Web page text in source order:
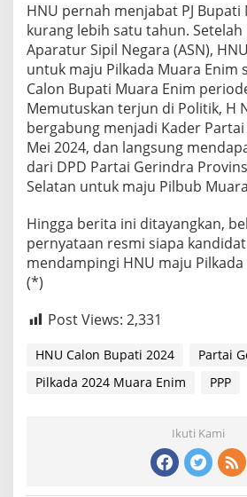
HNU pernah menjabat PJ Bupati
kurang lebih satu tahun.
Aparatur Sipil Negara (ASN),
untuk maju Pilkada Muara Enim
Calon Bupati Muara Enim
Memutuskan terjun di Politik, H
bergabung menjadi Kader
Mei 2024, dan langsung
dari DPD Partai Gerindra
Selatan untuk maju Pilbub
Hingga berita ini ditayangkan,
pernyataan resmi siapa
mendampingi HNU maju Pilkada
(*)
Post Views: 2,331
HNU Calon Bupati 2024
Partai
Pilkada 2024 Muara Enim
PPP
Ikuti Kami